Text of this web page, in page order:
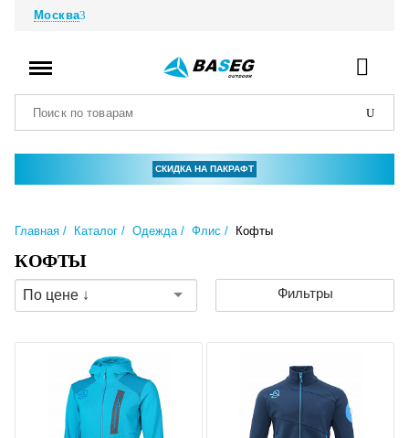
Москва
СКИДКА НА ПАКРАФТ
Главная Каталог Одежда Флис Кофты
КОФТЫ
По цене ↓ Фильтры